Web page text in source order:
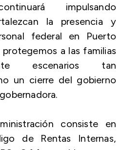
impulsando
la presencia y
federal en Puerto
a las familias
escenarios tan
un cierre del gobierno
consiste en
de Rentas Internas,